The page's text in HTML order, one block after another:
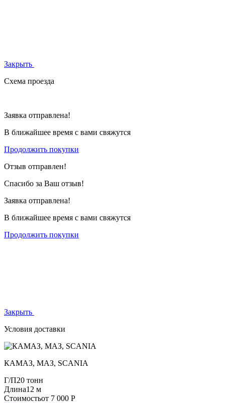
Закрыть
Схема проезда
Заявка отправлена!
В ближайшее время с вами свяжутся
Продолжить покупки
Отзыв отправлен!
Спасибо за Ваш отзыв!
Заявка отправлена!
В ближайшее время с вами свяжутся
Продолжить покупки
Закрыть
Условия доставки
КАМАЗ, МАЗ, SCANIA
Г/П20 тонн
Длина12 м
Стоимостьот 7 000 Р